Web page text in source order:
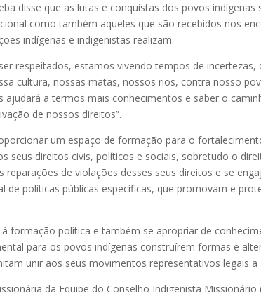
disse que as lutas e conquistas dos povos indígenas
como também aqueles que são recebidos nos
indígenas e indigenistas realizam.
respeitados, estamos vivendo tempos de
cultura, nossas matas, nossos rios, contra nosso
a termos mais conhecimentos e saber o
de nossos direitos”.
um espaço de formação para o
seus direitos civis, políticos e sociais, sobretudo o
reparações de violações desses seus direitos e se
de políticas públicas específicas, que promovam e
formação política e também se apropriar de
para os povos indígenas construírem formas e
unir aos seus movimentos representativos legais a
da Equipe do Conselho Indigenista